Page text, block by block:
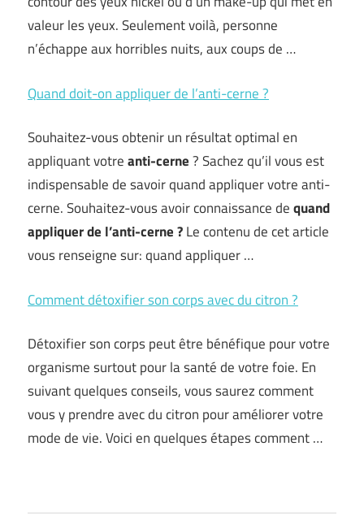
valeur les yeux. Seulement voilà, personne
n’échappe aux horribles nuits, aux coups de …
Quand doit-on appliquer de l’anti-cerne ?
Souhaitez-vous obtenir un résultat optimal en
appliquant votreanti-cerne? Sachez qu’il vous est
indispensable de savoir quand appliquer votre anti-
cerne. Souhaitez-vous avoir connaissance dequand
appliquer de l’anti-cerne ?Le contenu de cet article
vous renseigne sur: quand appliquer …
Comment détoxifier son corps avec du citron ?
Détoxifier son corps peut être bénéfique pour votre
organisme surtout pour la santé de votre foie. En
suivant quelques conseils, vous saurez comment
vous y prendre avec du citron pour améliorer votre
mode de vie. Voici en quelques étapes comment …